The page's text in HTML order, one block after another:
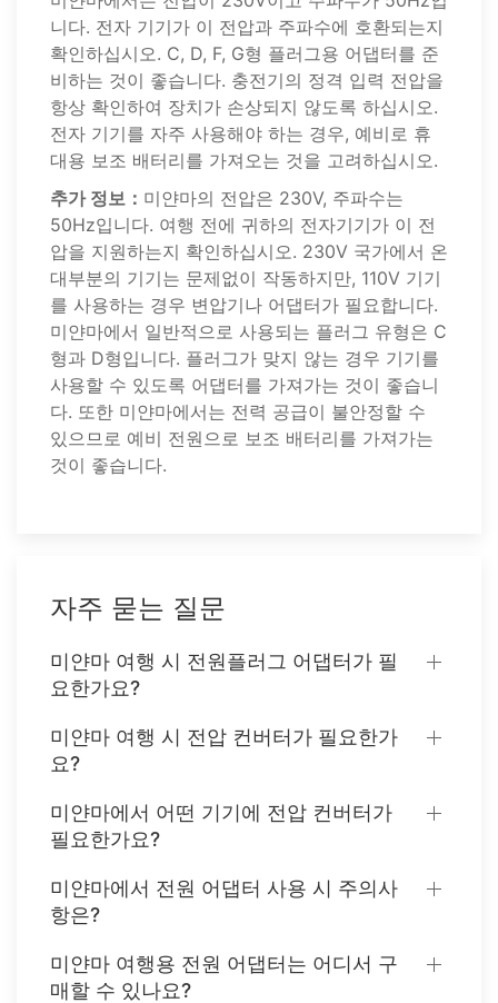
니다. 전자 기기가 이 전압과 주파수에 호환되는지
확인하십시오. C, D, F, G형 플러그용 어댑터를 준
비하는 것이 좋습니다. 충전기의 정격 입력 전압을
항상 확인하여 장치가 손상되지 않도록 하십시오.
전자 기기를 자주 사용해야 하는 경우, 예비로 휴
대용 보조 배터리를 가져오는 것을 고려하십시오.
추가 정보： 미얀마의 전압은 230V, 주파수는
50Hz입니다. 여행 전에 귀하의 전자기기가 이 전
압을 지원하는지 확인하십시오. 230V 국가에서 온
대부분의 기기는 문제없이 작동하지만, 110V 기기
를 사용하는 경우 변압기나 어댑터가 필요합니다.
미얀마에서 일반적으로 사용되는 플러그 유형은 C
형과 D형입니다. 플러그가 맞지 않는 경우 기기를
사용할 수 있도록 어댑터를 가져가는 것이 좋습니
다. 또한 미얀마에서는 전력 공급이 불안정할 수
있으므로 예비 전원으로 보조 배터리를 가져가는
것이 좋습니다.
자주 묻는 질문
미얀마 여행 시 전원플러그 어댑터가 필
요한가요?
미얀마 여행 시 전압 컨버터가 필요한가
요?
미얀마에서 어떤 기기에 전압 컨버터가
필요한가요?
미얀마에서 전원 어댑터 사용 시 주의사
항은?
미얀마 여행용 전원 어댑터는 어디서 구
매할 수 있나요?